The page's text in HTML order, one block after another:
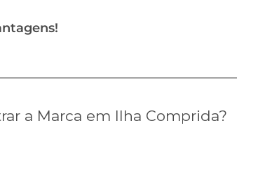
a Marca em Ilha Comprida?